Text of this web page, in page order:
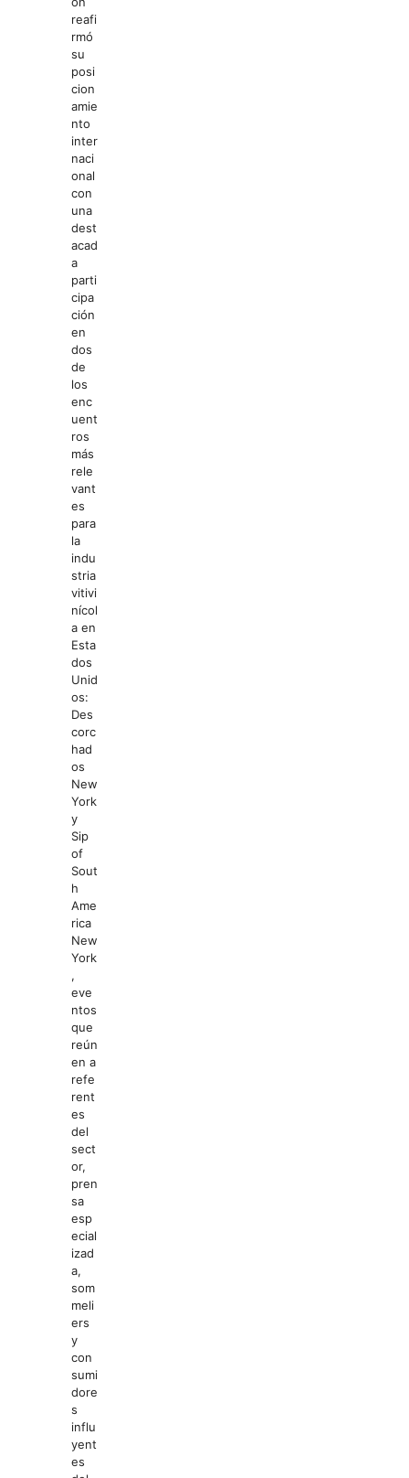
reafi
rmó
su
posi
cion
amie
nto
inter
naci
onal
con
una
dest
acad
a
parti
cipa
ción
en
dos
de
los
enc
uent
ros
más
rele
vant
es
para
la
indu
stria
vitivi
nícol
a en
Esta
dos
Unid
os:
Des
corc
had
os
New
York
y
Sip
of
Sout
h
Ame
rica
New
York
,
eve
ntos
que
reún
en a
refe
rent
es
del
sect
or,
pren
sa
esp
ecial
izad
a,
som
meli
ers
y
con
sumi
dore
s
influ
yent
es